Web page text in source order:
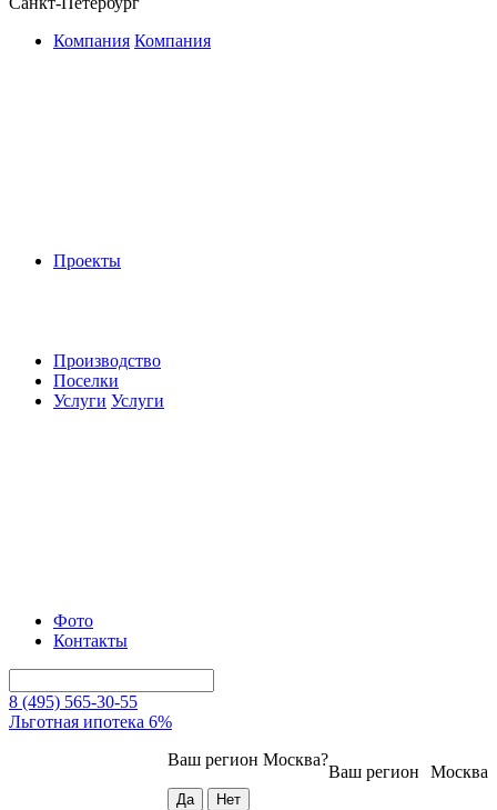
Компания Компания
Проекты
Производство
Поселки
Услуги Услуги
Фото
Контакты
8 (495) 565-30-55
Льготная ипотека 6%
Москва
Ваш регион
Ваш регион Москва?